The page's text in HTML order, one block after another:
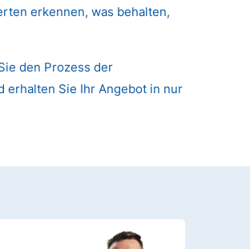
erkennen, was behalten,
den Prozess der
erhalten Sie Ihr Angebot in nur